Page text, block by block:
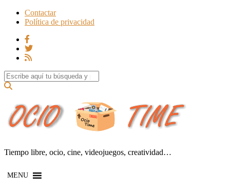
Contactar
Política de privacidad
Search for:
Tiempo libre, ocio, cine, videojuegos, creatividad…
MENU